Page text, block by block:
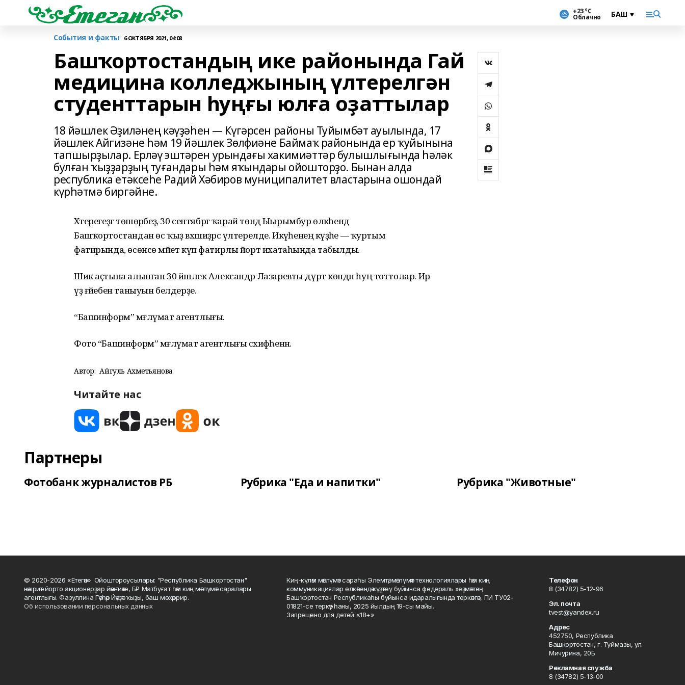
+23 °С
Облачно
События и факты 6 ОКТЯБРЯ 2021, 04:08
Башҡортостандың ике районында Гай
медицина колледжының үлтерелгән
студенттарын һуңғы юлға оҙаттылар
18 йәшлек Әҙиләнең кәүҙәһен — Күгәрсен районы Туйымбәт ауылында, 17
йәшлек Айгизәне һәм 19 йәшлек Зөлфиәне Баймаҡ районында ер ҡуйынына
тапшырҙылар. Ерләү эштәрен урындағы хакимиәттәр булышлығында һәләк
булған ҡыҙҙарҙың туғандары һәм яҡындары ойошторҙо. Бынан алда
республика етәксеһе Радий Хәбиров муниципалитет властарына ошондай
күрһәтмә биргәйне.
Хәтерегеҙгә төшөрәбеҙ, 30 сентябргә ҡарай төндә Ыырымбур өлкәһендә
Башҡортостандан өс ҡыҙ вәхшиҙәрсә үлтерелде. Икәүһенең кәүҙәһе — ҡуртым
фатирында, өсөнсө мәйет күп фатирлы йорт ихатаһында табылды.
Шик аҫтына алынған 30 йәшлек Александр Лазаревты дүрт көндән һуң тоттолар. Ир
үҙ ғәйебен таныуын белдерҙе.
“Башинформ” мәғлүмат агентлығы.
Фото “Башинформ” мәғлүмат агентлығы сәхифәһенән.
Автор: Айгуль Ахметьянова
Читайте нас
Партнеры
Фотобанк журналистов РБ Рубрика "Еда и напитки" Рубрика "Животные"
© 2020-2026 «Етегән». Ойоштороусылары: "Республика Башкортостан"
нәшриәт йорто акционерҙар йәмғиәте, БР Матбуғат һәм киң мәғлүмәт саралары
агентлығы. Фазуллина Гәүһәр Йәүҙәт ҡыҙы, баш мөхәррир.
Об использовании персональных данных
Киң-күләм мәғлүмәт сараһы Элемтә, мәғлүмәт технологиялары һәм киң
коммуникациялар өлкәһендә күҙәтеү буйынса федераль хеҙмәттең
Башҡортостан Республикаһы буйынса идаралығында теркәлгән, ПИ ТУ02-
01821-се теркәү һаны, 2025 йылдың 19-сы майы.
Запрещено для детей «18+»
Телефон
8 (34782) 5-12-96
Эл. почта
tvest@yandex.ru
Адрес
452750, Республика
Башкортостан, г. Туймазы, ул.
Мичурина, 20Б
Рекламная служба
8 (34782) 5-13-00